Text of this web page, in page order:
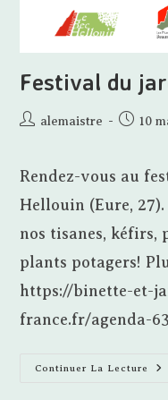
Festival du
Auteur/autrice
publication :
alemaistre 10
Rendez-vous au
Hellouin (Eure,
nos tisanes, kéfirs,
plants potagers!
https://binette-et-
france.fr/agenda-
Continuer La Lecture